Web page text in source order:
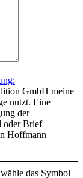
GmbH meine
nutzt. Eine
der
oder Brief
Hoffmann
das Symbol